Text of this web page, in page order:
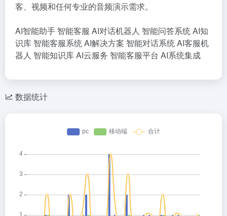
客、视频和任何专业的音频演示需求。
AI智能助手 智能客服 AI对话机器人 智能问答系统AI知
识库 智能客服系统AI解决方案 智能对话系统AI客服机
器人 智能知识库AI云服务 智能客服平台 AI系统集成
数据统计